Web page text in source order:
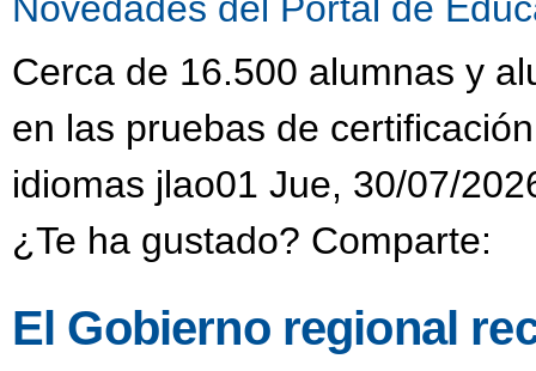
Cerca de 16.500 alumnas y
en las pruebas de
idiomas jlao01 Jue, 30/07/
¿Te ha gustado? Comparte:
El Gobierno regional